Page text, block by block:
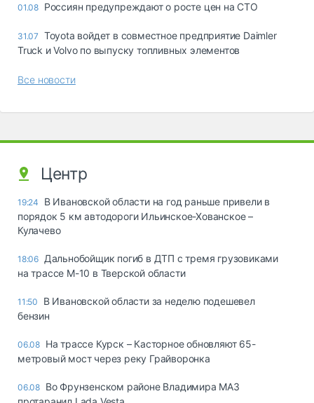
01.08 Россиян предупреждают о росте цен на СТО
31.07 Toyota войдет в совместное предприятие Daimler
Truck и Volvo по выпуску топливных элементов
Все новости
Центр
19:24
В Ивановской области на год раньше привели в
порядок 5 км автодороги Ильинское-Хованское –
Кулачево
18:06 Дальнобойщик погиб в ДТП с тремя грузовиками
на трассе М-10 в Тверской области
11:50
В Ивановской области за неделю подешевел
бензин
06.08 На трассе Курск – Касторное обновляют 65-
метровый мост через реку Грайворонка
06.08 Во Фрунзенском районе Владимира МАЗ